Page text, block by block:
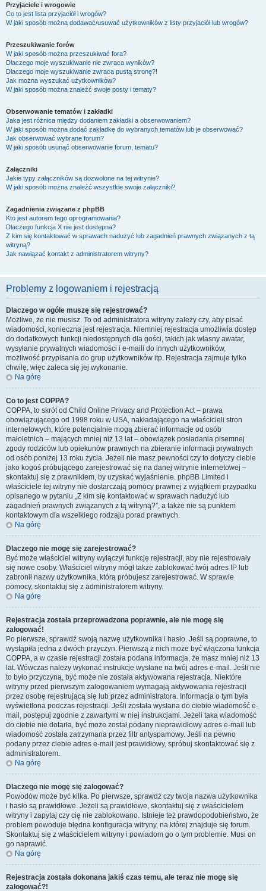
Przyjaciele i wrogowie
Co to jest lista przyjaciół i wrogów?
W jaki sposób można dodawać/usuwać użytkowników z listy przyjaciół lub wrogów?
Przeszukiwanie forów
W jaki sposób można przeszukiwać fora?
Dlaczego moje wyszukiwanie nie zwraca wyników?
Dlaczego moje wyszukiwanie zwraca pustą stronę?!
Jak można wyszukać użytkowników?
W jaki sposób można znaleźć swoje posty i tematy?
Obserwowanie tematów i zakładki
Jaka jest różnica między dodaniem zakładki a obserwowaniem?
W jaki sposób można dodać zakładkę do wybranych tematów lub je obserwować?
Jak obserwować wybrane forum?
W jaki sposób usunąć obserwowanie forum, tematu?
Załączniki
Jakie typy załączników są dozwolone na tej witrynie?
W jaki sposób można znaleźć wszystkie swoje załączniki?
Zagadnienia związane z phpBB
Kto jest autorem tego oprogramowania?
Dlaczego funkcja X nie jest dostępna?
Z kim się kontaktować w sprawach nadużyć lub zagadnień prawnych związanych z tą
witryną?
Jak nawiązać kontakt z administratorem witryny?
Problemy z logowaniem i rejestracją
Dlaczego w ogóle muszę się rejestrować?
Możliwe, że nie musisz. To od administratora witryny zależy czy, aby pisać
wiadomości, konieczna jest rejestracja. Niemniej rejestracja umożliwia dostęp
do dodatkowych funkcji niedostępnych dla gości, takich jak własny awatar,
wysyłanie prywatnych wiadomości i e-maili do innych użytkowników,
możliwość przypisania do grup użytkowników itp. Rejestracja zajmuje tylko
chwilę, więc zaleca się jej wykonanie.
Na górę
Co to jest COPPA?
COPPA, to skrót od Child Online Privacy and Protection Act – prawa
obowiązującego od 1998 roku w USA, nakładającego na właścicieli stron
internetowych, które potencjalnie mogą zbierać informacje od osób
małoletnich – mających mniej niż 13 lat – obowiązek posiadania pisemnej
zgody rodziców lub opiekunów prawnych na zbieranie informacji prywatnych
od osób poniżej 13 roku życia. Jeżeli nie masz pewności czy to dotyczy ciebie
jako kogoś próbującego zarejestrować się na danej witrynie internetowej –
skontaktuj się z prawnikiem, by uzyskać wyjaśnienie. phpBB Limited i
właściciele tej witryny nie dostarczają pomocy prawnej z wyjątkiem przypadku
opisanego w pytaniu „Z kim się kontaktować w sprawach nadużyć lub
zagadnień prawnych związanych z tą witryną?”, a także nie są punktem
kontaktowym dla wszelkiego rodzaju porad prawnych.
Na górę
Dlaczego nie mogę się zarejestrować?
Być może właściciel witryny wyłączył funkcję rejestracji, aby nie rejestrowały
się nowe osoby. Właściciel witryny mógł także zablokować twój adres IP lub
zabronił nazwy użytkownika, którą próbujesz zarejestrować. W sprawie
pomocy, skontaktuj się z administratorem witryny.
Na górę
Rejestracja została przeprowadzona poprawnie, ale nie mogę się
zalogować!
Po pierwsze, sprawdź swoją nazwę użytkownika i hasło. Jeśli są poprawne, to
wystąpiła jedna z dwóch przyczyn. Pierwszą z nich może być włączona funkcja
COPPA, a w czasie rejestracji została podana informacja, że masz mniej niż 13
lat. Wówczas należy wykonać instrukcje wysłane na twój adres e-mail. Jeśli nie
to było przyczyną, być może nie została aktywowana rejestracja. Niektóre
witryny przed pierwszym zalogowaniem wymagają aktywowania rejestracji
przez osobę rejestrującą się lub przez administratora. Informacja o tym była
wyświetlona podczas rejestracji. Jeśli została wysłana do ciebie wiadomość e-
mail, postępuj zgodnie z zawartymi w niej instrukcjami. Jeżeli taka wiadomość
do ciebie nie dotarła, być może został podany nieprawidłowy adres e-mail lub
wiadomość została zatrzymana przez filtr antyspamowy. Jeśli na pewno
podany przez ciebie adres e-mail jest prawidłowy, spróbuj skontaktować się z
administratorem.
Na górę
Dlaczego nie mogę się zalogować?
Powodów może być kilka. Po pierwsze, sprawdź czy twoja nazwa użytkownika
i hasło są prawidłowe. Jeżeli są prawidłowe, skontaktuj się z właścicielem
witryny i zapytaj czy cię nie zablokowano. Istnieje też prawdopodobieństwo, że
problem powoduje błędna konfiguracja witryny, na której znajduje się forum.
Skontaktuj się z właścicielem witryny i powiadom go o tym problemie. Musi on
go naprawić.
Na górę
Rejestracja została dokonana jakiś czas temu, ale teraz nie mogę się
zalogować?!